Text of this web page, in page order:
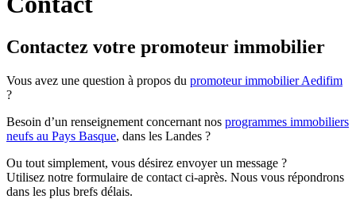
Contactez votre promoteur immobilier
Vous avez une question à propos du promoteur immobilier Aedifim
?
Besoin d’un renseignement concernant nos programmes immobiliers
neufs au Pays Basque, dans les Landes ?
Ou tout simplement, vous désirez envoyer un message ?
Utilisez notre formulaire de contact ci-après. Nous vous répondrons
dans les plus brefs délais.